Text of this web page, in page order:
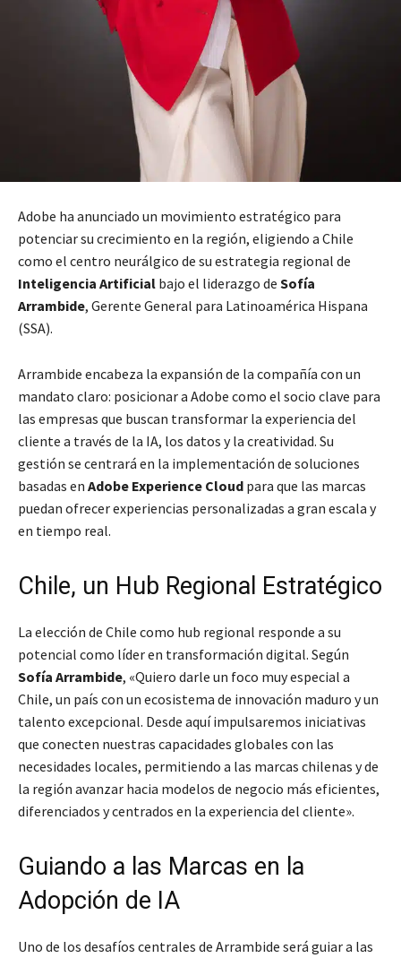
Adobe ha anunciado un movimiento estratégico para
potenciar su crecimiento en la región, eligiendo a Chile
como el centro neurálgico de su estrategia regional de
Inteligencia Artificial bajo el liderazgo de Sofía
Arrambide, Gerente General para Latinoamérica Hispana
(SSA).
Arrambide encabeza la expansión de la compañía con un
mandato claro: posicionar a Adobe como el socio clave para
las empresas que buscan transformar la experiencia del
cliente a través de la IA, los datos y la creatividad. Su
gestión se centrará en la implementación de soluciones
basadas en Adobe Experience Cloud para que las marcas
puedan ofrecer experiencias personalizadas a gran escala y
en tiempo real.
Chile, un Hub Regional Estratégico
La elección de Chile como hub regional responde a su
potencial como líder en transformación digital. Según
Sofía Arrambide, «Quiero darle un foco muy especial a
Chile, un país con un ecosistema de innovación maduro y un
talento excepcional. Desde aquí impulsaremos iniciativas
que conecten nuestras capacidades globales con las
necesidades locales, permitiendo a las marcas chilenas y de
la región avanzar hacia modelos de negocio más eficientes,
diferenciados y centrados en la experiencia del cliente».
Guiando a las Marcas en la
Adopción de IA
Uno de los desafíos centrales de Arrambide será guiar a las